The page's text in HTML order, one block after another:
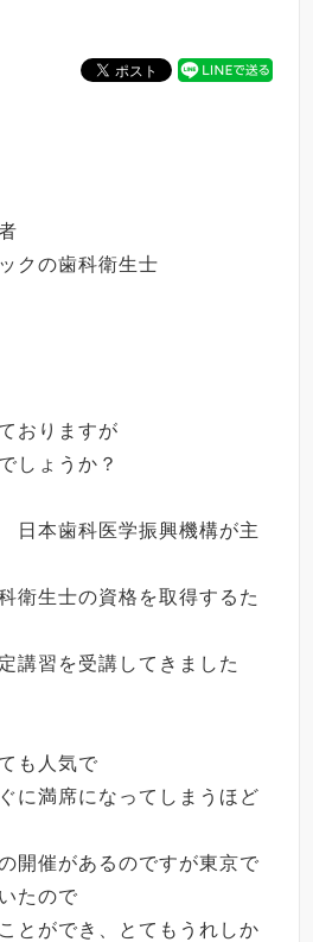
クの歯科衛生士
おりますが
しょうか？
日本歯科医学振興機構が主
衛生士の資格を取得するた
講習を受講してきました
も人気で
に満席になってしまうほど
開催があるのですが東京で
たので
とができ、とてもうれしか